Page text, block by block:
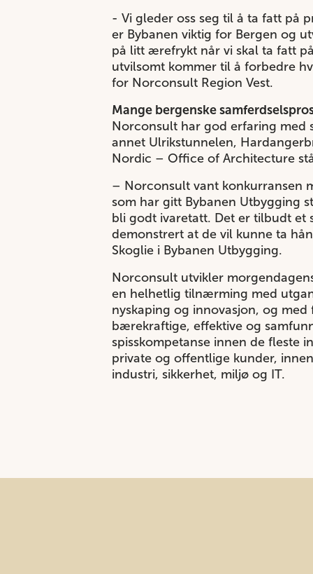
- Vi gleder oss seg til å ta fatt på
er Bybanen viktig for Bergen og
på litt ærefrykt når vi skal ta fatt
utvilsomt kommer til å forbedre
for Norconsult Region Vest.
Mange bergenske
Norconsult har god erfaring med
annet Ulrikstunnelen,
Nordic – Office of Architecture
– Norconsult vant konkurransen
som har gitt Bybanen Utbygging
bli godt ivaretatt. Det er tilbudt et
demonstrert at de vil kunne ta
Skoglie i Bybanen Utbygging.
Norconsult utvikler
en helhetlig tilnærming med
nyskaping og innovasjon, og
bærekraftige, effektive og
spisskompetanse innen de fleste
private og offentlige kunder,
industri, sikkerhet, miljø og IT.